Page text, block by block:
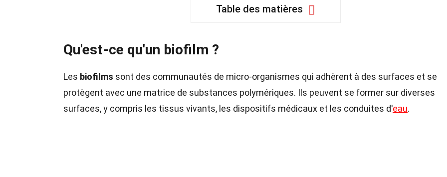
Table des matières
Qu'est-ce qu'un biofilm ?
Les biofilms sont des communautés de micro-organismes qui adhèrent à des surfaces et se
protègent avec une matrice de substances polymériques. Ils peuvent se former sur diverses
surfaces, y compris les tissus vivants, les dispositifs médicaux et les conduites d'eau.